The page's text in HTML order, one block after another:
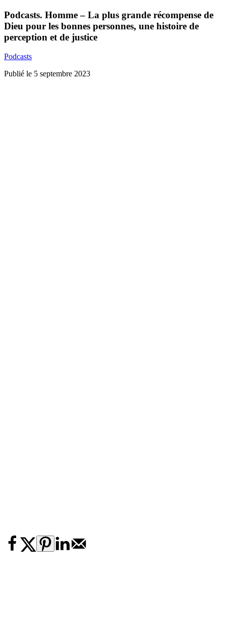
Podcasts. Homme – La plus grande récompense de
Dieu pour les bonnes personnes, une histoire de
perception et de justice
Podcasts
Publié le 5 septembre 2023